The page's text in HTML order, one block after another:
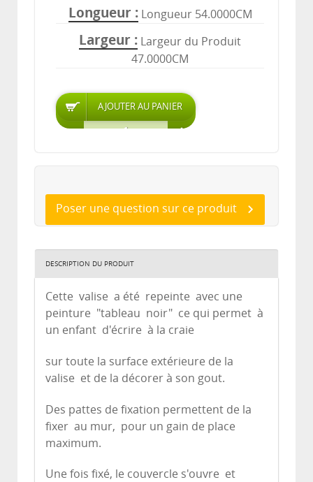
Longueur Longueur 54.0000CM
Largeur
Largeur du Produit
47.0000CM
Poser une question sur ce produit
DESCRIPTION DU PRODUIT
Cette valise a été repeinte avec une
peinture "tableau noir" ce qui permet à
un enfant d'écrire à la craie
sur toute la surface extérieure de la
valise et de la décorer à son gout.
Des pattes de fixation permettent de la
fixer au mur, pour un gain de place
maximum.
Une fois fixé, le couvercle s'ouvre et